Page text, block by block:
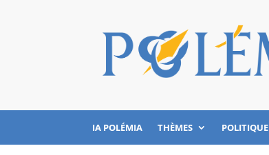
IA POLÉMIA THÈMES POLITIQUE